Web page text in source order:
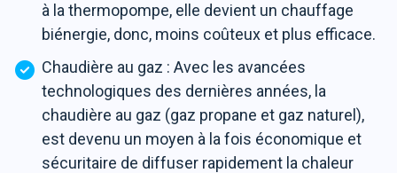
à la thermopompe, elle devient un chauffage
biénergie, donc, moins coûteux et plus efficace.
Chaudière au gaz : Avec les avancées
technologiques des dernières années, la
chaudière au gaz (gaz propane et gaz naturel),
est devenu un moyen à la fois économique et
sécuritaire de diffuser rapidement la chaleur